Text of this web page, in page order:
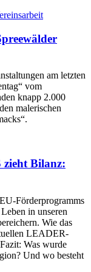
am letzten
vom
knapp 2.000
malerischen
Bilanz:
Förderprogramms
in unseren
Wie das
LEADER-
Was wurde
Und wo besteht